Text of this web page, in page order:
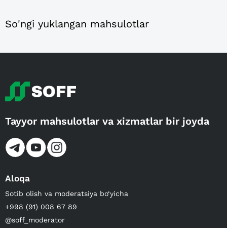
So'ngi yuklangan mahsulotlar
Tayyor mahsulotlar va xizmatlar bir joyda
Aloqa
Sotib olish va moderatsiya bo‘yicha
+998 (91) 008 67 89
@soff_moderator